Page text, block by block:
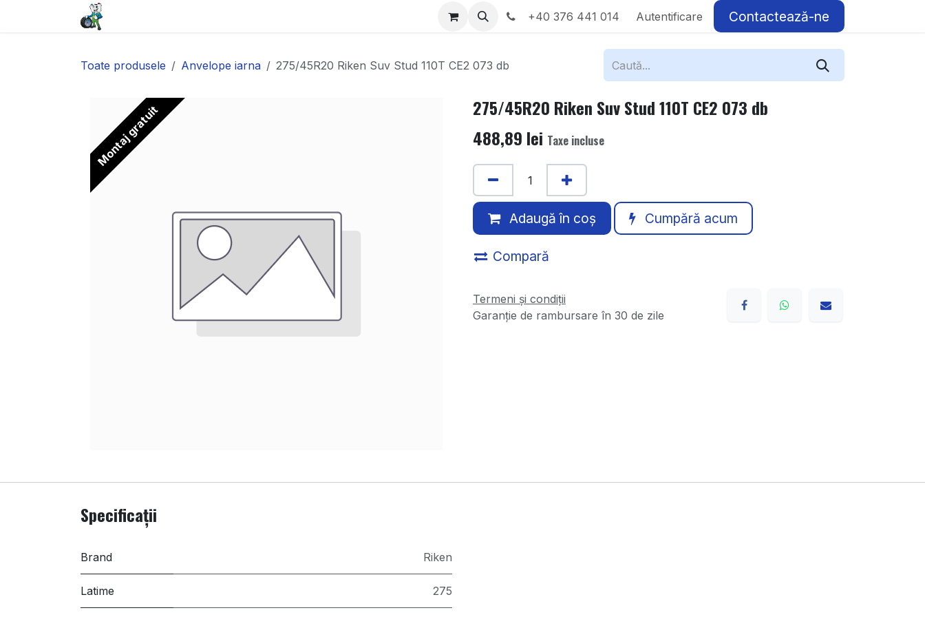
Sari la conținut +40 376 441 014 Autentificare Contactează-ne
Toate produsele Anvelope iarna 275/45R20 Riken Suv Stud 110T CE2 073 db
Montaj gratuit
275/45R20 Riken Suv Stud 110T CE2 073 db
488,89 lei Taxe incluse
Adaugă în coș Cumpără acum
Compară
Termeni și condiții
Garanție de rambursare în 30 de zile
Specificații
Brand Riken
Latime 275